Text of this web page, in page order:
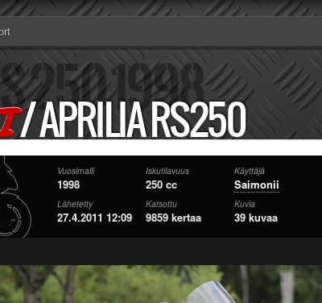
/APRILIA RS250
Vuosimalli
1998
Iskutilavuus
250 cc
Käyttäjä
Saimonii
Lähetetty
27.4.2011 12:09
Katsottu
9859 kertaa
Kuvia
39 kuvaa